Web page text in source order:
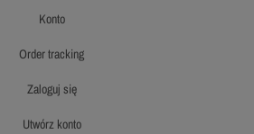
konto
order tracking
zaloguj się
utwórz konto